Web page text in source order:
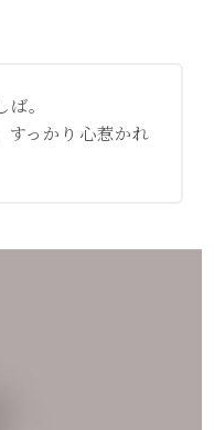
。
すっかり心惹かれ